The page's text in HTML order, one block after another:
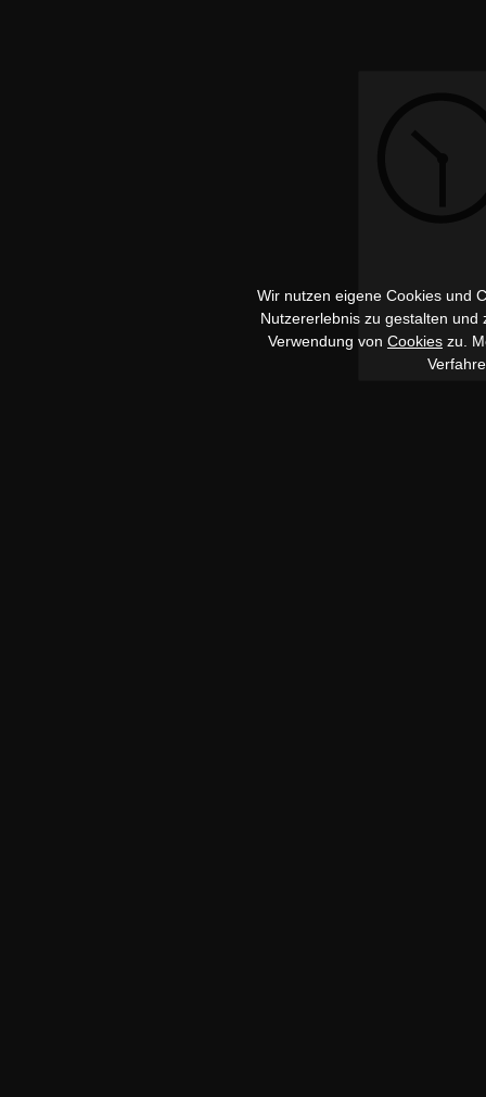
Wir nutzen eigene Cookies und
Nutzererlebnis zu gestalten
Verwendung von Cookies zu.